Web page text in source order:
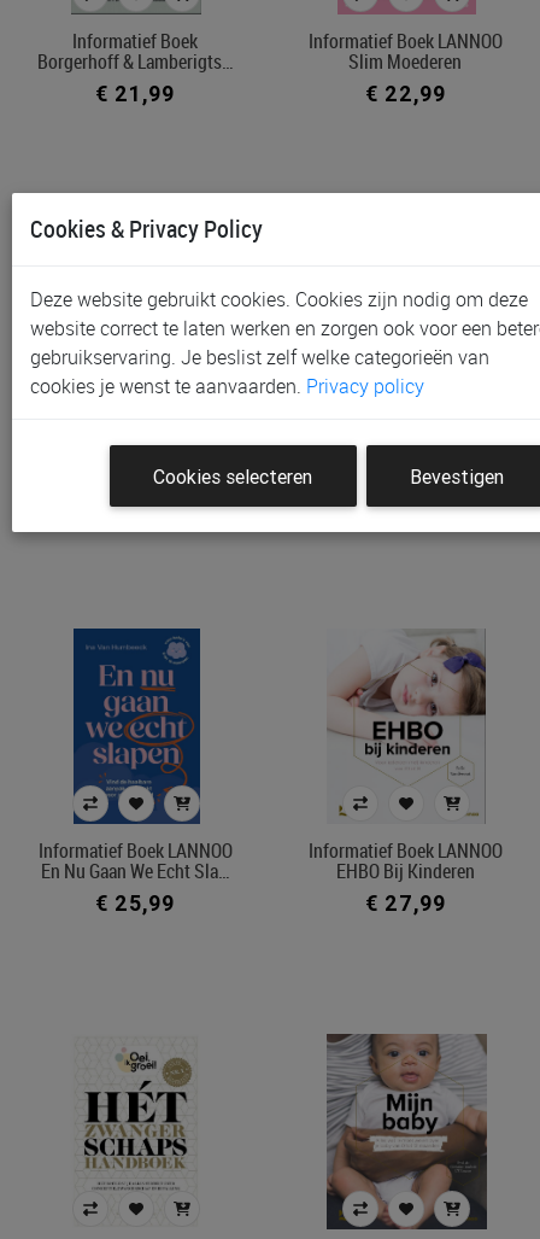
Informatief Boek
Borgerhoff & Lamberigts…
€ 21,99
Informatief Boek LANNOO
Slim Moederen
€ 22,99
Informatief Boek Beaba
Mijn Eerste Hapjes Met…
€ 23,90
Informatief Boek
Pelckmans In Verwachting
€ 24,50
Informatief Boek LANNOO
En Nu Gaan We Echt Sla…
€ 25,99
Informatief Boek LANNOO
EHBO Bij Kinderen
€ 27,99
Cookies & Privacy Policy
Deze website gebruikt cookies. Cookies zijn nodig om deze
website correct te laten werken en zorgen ook voor een
gebruikservaring. Je beslist zelf welke categorieën van
cookies je wenst te aanvaarden. Privacy policy
Cookies selecteren Bevestigen